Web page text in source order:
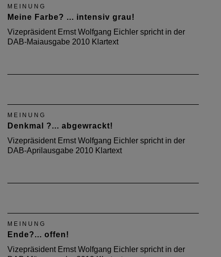
MEINUNG
Meine Farbe? ... intensiv grau!
Vizepräsident Ernst Wolfgang Eichler spricht in der
DAB-Maiausgabe 2010 Klartext
MEINUNG
Denkmal ?... abgewrackt!
Vizepräsident Ernst Wolfgang Eichler spricht in der
DAB-Aprilausgabe 2010 Klartext
MEINUNG
Ende?... offen!
Vizepräsident Ernst Wolfgang Eichler spricht in der